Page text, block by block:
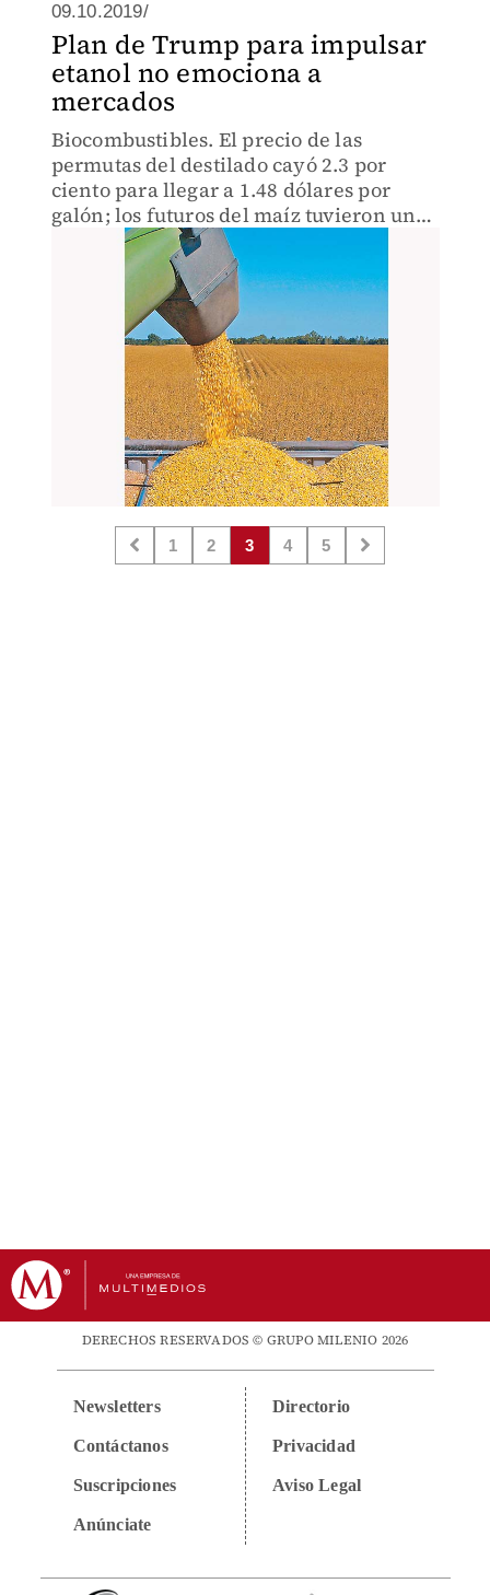
09.10.2019/
Plan de Trump para impulsar
etanol no emociona a
mercados
Biocombustibles. El precio de las
permutas del destilado cayó 2.3 por
ciento para llegar a 1.48 dólares por
galón; los futuros del maíz tuvieron una
ligera caída al colocarse en 2.87 dólares
por 25 kilos.
1 2 3 4 5
DERECHOS RESERVADOS © GRUPO MILENIO 2026
Newsletters
Contáctanos
Suscripciones
Anúnciate
Directorio
Privacidad
Aviso Legal